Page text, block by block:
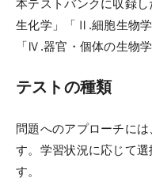
オプション科目
動画・合格実績
講座説明動画
講義サンプル動画
合格実績
本テストバンクに収録
生化学」「Ⅱ.細胞生物
「Ⅳ.器官・個体の生物
テストの種類
問題へのアプローチに
す。学習状況に応じて
す。